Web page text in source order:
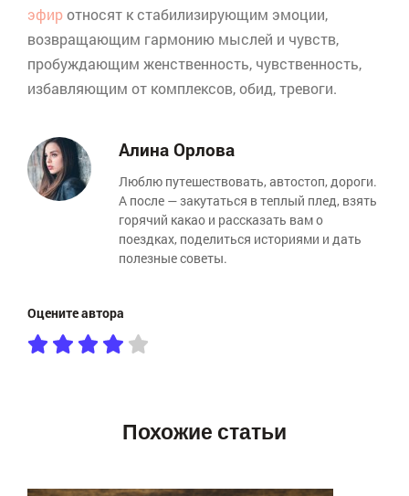
эфиротносят к стабилизирующим эмоции,
возвращающим гармонию мыслей и чувств,
пробуждающим женственность, чувственность,
избавляющим от комплексов, обид, тревоги.
Алина Орлова
Люблю путешествовать, автостоп, дороги.
А после — закутаться в теплый плед, взять
горячий какао и рассказать вам о
поездках, поделиться историями и дать
полезные советы.
Оцените автора
Похожие статьи